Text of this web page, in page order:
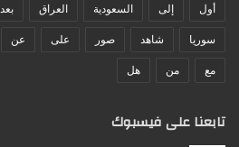
أول إلى السعودية العراق بعد
سوريا شاهد صور على عن
مع من هل
تابعنا على فيسبوك